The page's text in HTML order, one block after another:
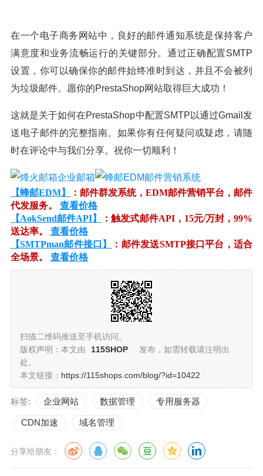
在一个电子商务网站中，良好的邮件通知系统是保持客户
满意度和业务流畅运行的关键部分。通过正确配置SMTP
设置，你可以确保你的邮件始终准时到达，并且不会被列
为垃圾邮件。愿你的PrestaShop网站取得巨大成功！
这就是关于如何在PrestaShop中配置SMTP以通过Gmail发
送电子邮件的完整指南。如果你有任何疑问或疑虑，请随
时在评论中与我们分享。祝你一切顺利！
【蜂邮EDM】
：邮件群发系统，EDM邮件营销平台，邮件
代发服务。 查看价格
【AokSend邮件API】
：触发式邮件API，15元/万封，99%
送达率。 查看价格
【SMTPman邮件接口】
：邮件发送SMTP接口平台，适合
全场景。 查看价格
扫描二维码推送至手机访问。
版权声明：本文由
115SHOP
发布，如需转载请注明出
处。
本文链接： https://115shops.com/blog/?id=10422
标签: 企业网站 数据管理 专用服务器
CDN加速 域名管理
分享给朋友：